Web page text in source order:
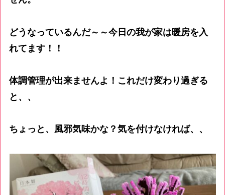
どうなっているんだ～～今日の我が家は暖房を入
れてます！！
体調管理が出来ませんよ！これだけ変わり過ぎる
と、、
ちょっと、風邪気味かな？気を付けなければ、、